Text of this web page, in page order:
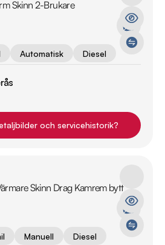
Skinn 2-Brukare
Automatisk Diesel
och servicehistorik?
Skinn Drag Kamrem bytt
Manuell Diesel